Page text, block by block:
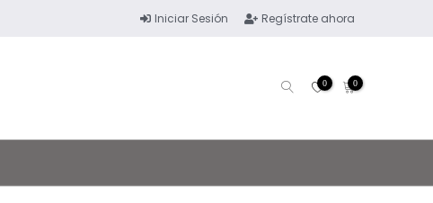
Iniciar Sesión Regístrate ahora
0 0